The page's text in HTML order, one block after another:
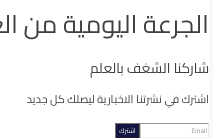
الجرعة اليومية من
شاركنا الشغف بالعلم
اشترك في نشرتنا الاخبارية ليصلك كل جديد